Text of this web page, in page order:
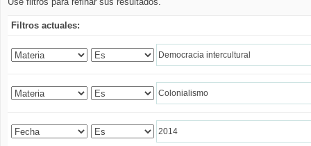
Filtros actuales: